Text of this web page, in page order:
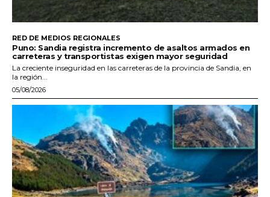
RED DE MEDIOS REGIONALES
Puno: Sandia registra incremento de asaltos armados en
carreteras y transportistas exigen mayor seguridad
La creciente inseguridad en las carreteras de la provincia de Sandia, en
la región...
05/08/2026